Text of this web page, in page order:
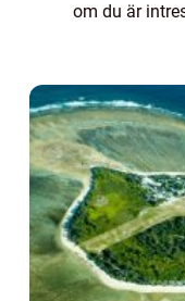
om du är